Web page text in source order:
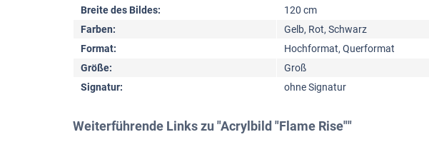
Breite des Bildes:
120 cm
Farben:
Gelb, Rot, Schwarz
Format:
Hochformat, Querformat
Größe:
Groß
Signatur:
ohne Signatur
Weiterführende Links zu "Acrylbild "Flame Rise""